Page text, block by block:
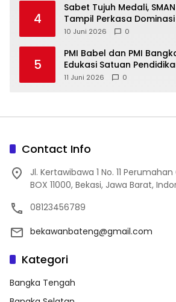
4
‎Sabet Tujuh Medali,
Tampil Perkasa Dominasi
10 Juni 2026 0
5
‎PMI Babel dan PMI
Edukasi Satuan
11 Juni 2026 0
Contact Info
Jl. Kertawibawa 1 No. 11
BOX 11000, Bekasi, Jawa Barat,
08123456789
bekawanbateng@gmail.com
Kategori
Bangka Tengah